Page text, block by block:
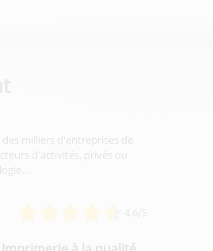
milliers d'entreprises de
d'activités, privés ou